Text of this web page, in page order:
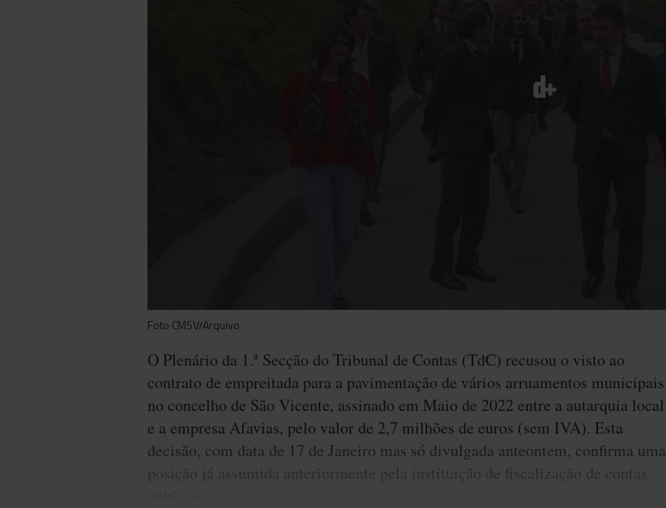
Foto CMSV/Arquivo
O Plenário da 1.ª Secção do Tribunal de Contas (TdC) recusou o visto ao
contrato de empreitada para a pavimentação de vários arruamentos municipais
no concelho de São Vicente, assinado em Maio de 2022 entre a autarquia local
e a empresa Afavias, pelo valor de 2,7 milhões de euros (sem IVA). Esta
decisão, com data de 17 de Janeiro mas só divulgada anteontem, confirma uma
posição já assumida anteriormente pela instituição de fiscalização de contas